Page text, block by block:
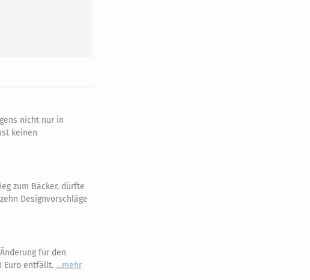
nicht nur in
keinen
zum Bäcker, dürfte
Designvorschläge
für den
Euro entfällt.
mehr